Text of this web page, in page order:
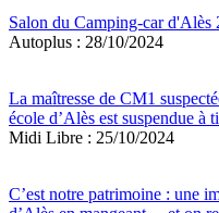
Salon du Camping-car d'Alès
Autoplus : 28/10/2024
La maîtresse de CM1
école d’Alès est suspendue à
Midi Libre : 25/10/2024
C’est notre patrimoine : une